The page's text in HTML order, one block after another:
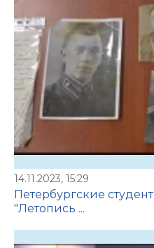
14.11.2023, 15:29
Петербургские
"Летопись ...